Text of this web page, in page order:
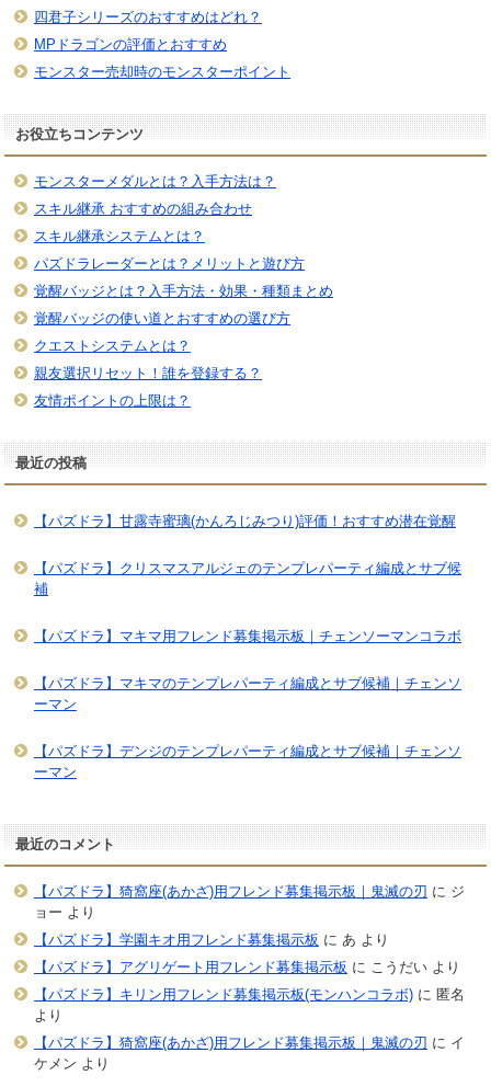
四君子シリーズのおすすめはどれ？
MPドラゴンの評価とおすすめ
モンスター売却時のモンスターポイント
お役立ちコンテンツ
モンスターメダルとは？入手方法は？
スキル継承 おすすめの組み合わせ
スキル継承システムとは？
パズドラレーダーとは？メリットと遊び方
覚醒バッジとは？入手方法・効果・種類まとめ
覚醒バッジの使い道とおすすめの選び方
クエストシステムとは？
親友選択リセット！誰を登録する？
友情ポイントの上限は？
最近の投稿
【パズドラ】甘露寺蜜璃(かんろじみつり)評価！おすすめ潜在覚醒
【パズドラ】クリスマスアルジェのテンプレパーティ編成とサブ候
補
【パズドラ】マキマ用フレンド募集掲示板｜チェンソーマンコラボ
【パズドラ】マキマのテンプレパーティ編成とサブ候補｜チェンソ
ーマン
【パズドラ】デンジのテンプレパーティ編成とサブ候補｜チェンソ
ーマン
最近のコメント
【パズドラ】猗窩座(あかざ)用フレンド募集掲示板｜鬼滅の刃 に ジ
ョー より
【パズドラ】学園キオ用フレンド募集掲示板 に あ より
【パズドラ】アグリゲート用フレンド募集掲示板 に こうだいより
【パズドラ】キリン用フレンド募集掲示板(モンハンコラボ)に 匿名
より
【パズドラ】猗窩座(あかざ)用フレンド募集掲示板｜鬼滅の刃 に イ
ケメン より